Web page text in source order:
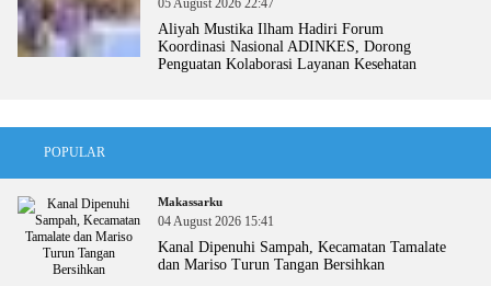
Aliyah Mustika Ilham Hadiri Forum
Koordinasi Nasional ADINKES, Dorong
Penguatan Kolaborasi Layanan Kesehatan
POPULAR
Makassarku
04 August 2026 15:41
Kanal Dipenuhi Sampah, Kecamatan Tamalate
dan Mariso Turun Tangan Bersihkan